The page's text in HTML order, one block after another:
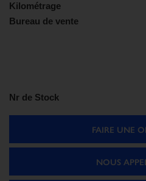
Kilométrage
Bureau de vente
Nr de Stock
FAIRE UNE
NOUS